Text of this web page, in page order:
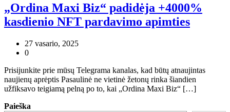
„Ordina Maxi Biz“ padidėja +4000%
kasdienio NFT pardavimo apimties
27 vasario, 2025
0
Prisijunkite prie mūsų Telegrama kanalas, kad būtų atnaujintas
naujienų aprėptis Pasaulinė ne vietinė žetonų rinka šiandien
užfiksavo teigiamą pelną po to, kai „Ordina Maxi Biz“ […]
Paieška